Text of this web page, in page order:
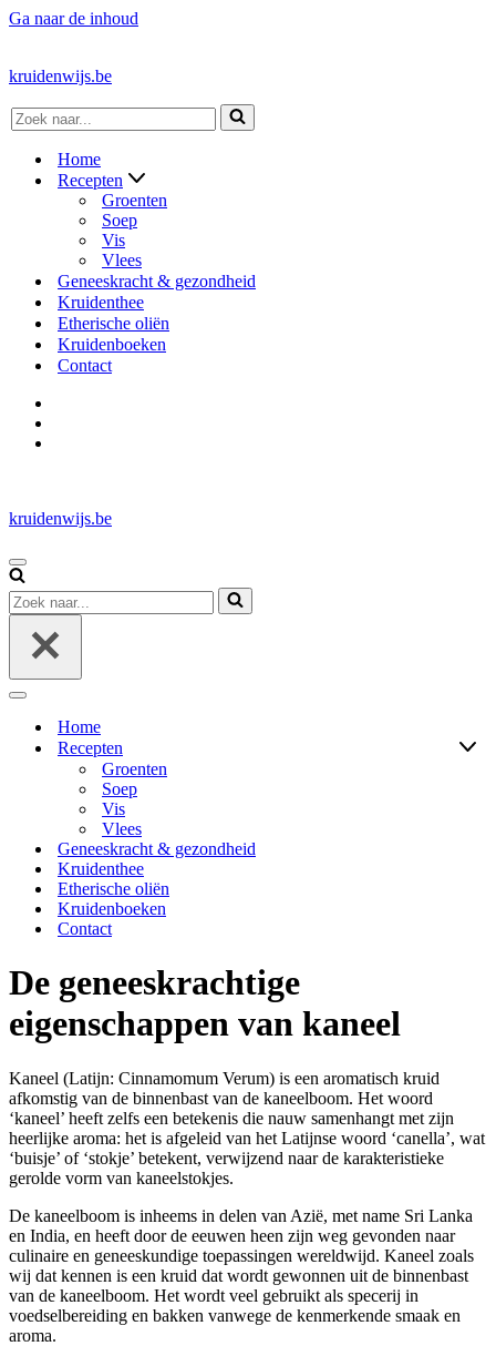
Ga naar de inhoud
kruidenwijs.be
Zoek
naar...
Home
Recepten
Groenten
Soep
Vis
Vlees
Geneeskracht & gezondheid
Kruidenthee
Etherische oliën
Kruidenboeken
Contact
kruidenwijs.be
Navigatie
Menu
Zoek
naar...
Navigatie
Home
Recepten
Groenten
Soep
Vis
Vlees
Geneeskracht & gezondheid
Kruidenthee
Etherische oliën
Kruidenboeken
Contact
De geneeskrachtige
eigenschappen van kaneel
Kaneel (Latijn: Cinnamomum Verum) is een aromatisch kruid
afkomstig van de binnenbast van de kaneelboom. Het woord
‘kaneel’ heeft zelfs een betekenis die nauw samenhangt met zijn
heerlijke aroma: het is afgeleid van het Latijnse woord ‘canella’, wat
‘buisje’ of ‘stokje’ betekent, verwijzend naar de karakteristieke
gerolde vorm van kaneelstokjes.
De kaneelboom is inheems in delen van Azië, met name Sri Lanka
en India, en heeft door de eeuwen heen zijn weg gevonden naar
culinaire en geneeskundige toepassingen wereldwijd. Kaneel zoals
wij dat kennen is een kruid dat wordt gewonnen uit de binnenbast
van de kaneelboom. Het wordt veel gebruikt als specerij in
voedselbereiding en bakken vanwege de kenmerkende smaak en
aroma.